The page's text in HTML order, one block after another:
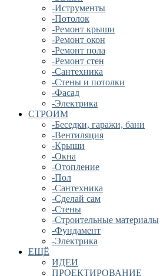
-Иструменты
-Потолок
-Ремонт крыши
-Ремонт окон
-Ремонт пола
-Ремонт стен
-Сантехника
-Стены и потолки
-Фасад
-Электрика
СТРОИМ
-Беседки, гаражи, бани
-Вентиляция
-Крыши
-Окна
-Отопление
-Пол
-Сантехника
-Сделай сам
-Стены
-Строительные материалы
-Фундамент
-Электрика
ЕЩЁ
ИДЕИ
ПРОЕКТИРОВАНИЕ